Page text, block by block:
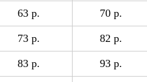
63 р. 70 р.
73 р. 82 р.
83 р. 93 р.